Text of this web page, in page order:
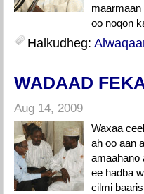
maarmaan
oo noqon
Halkudheg:
WADAAD
Aug 14, 2009
Waxaa
ah oo aan
amaahano
ee hadba
cilmi